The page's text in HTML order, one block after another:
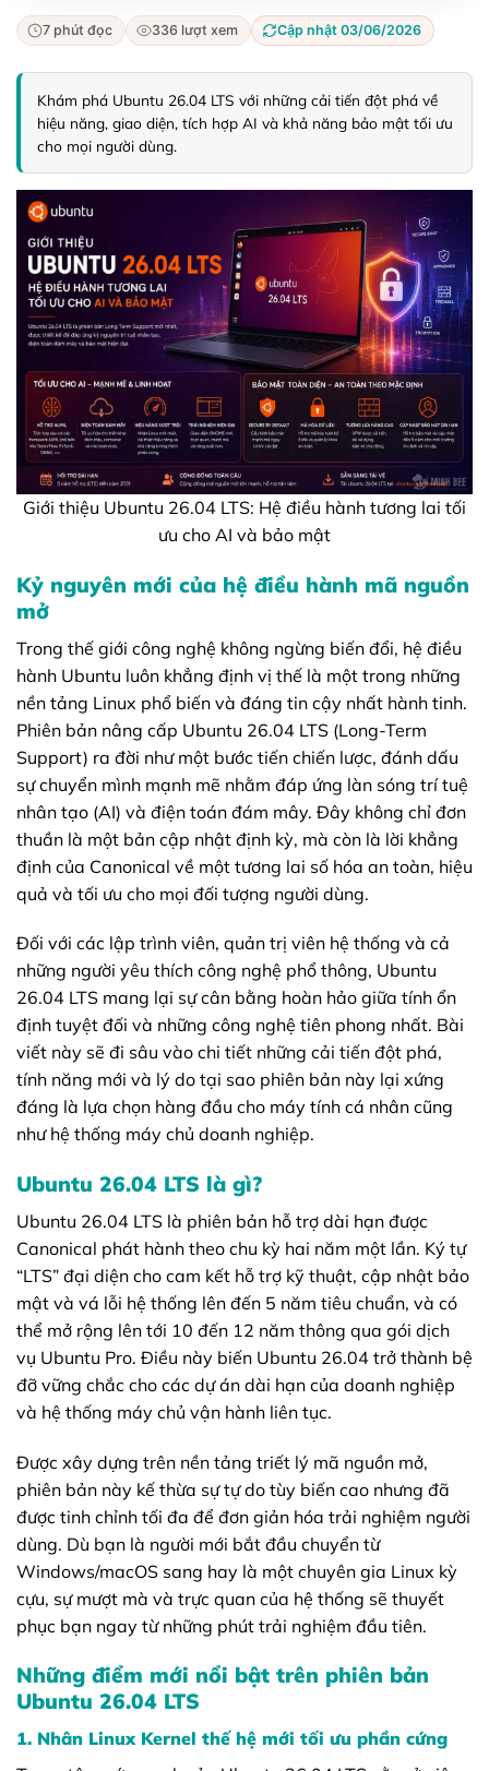
7 phút đọc 336 lượt xem Cập nhật 03/06/2026
Khám phá Ubuntu 26.04 LTS với những cải tiến đột phá về
hiệu năng, giao diện, tích hợp AI và khả năng bảo mật tối ưu
cho mọi người dùng.
Giới thiệu Ubuntu 26.04 LTS: Hệ điều hành tương lai tối
ưu cho AI và bảo mật
Kỷ nguyên mới của hệ điều hành mã nguồn
mở
Trong thế giới công nghệ không ngừng biến đổi, hệ điều
hành Ubuntu luôn khẳng định vị thế là một trong những
nền tảng Linux phổ biến và đáng tin cậy nhất hành tinh.
Phiên bản nâng cấp Ubuntu 26.04 LTS (Long-Term
Support) ra đời như một bước tiến chiến lược, đánh dấu
sự chuyển mình mạnh mẽ nhằm đáp ứng làn sóng trí tuệ
nhân tạo (AI) và điện toán đám mây. Đây không chỉ đơn
thuần là một bản cập nhật định kỳ, mà còn là lời khẳng
định của Canonical về một tương lai số hóa an toàn, hiệu
quả và tối ưu cho mọi đối tượng người dùng.
Đối với các lập trình viên, quản trị viên hệ thống và cả
những người yêu thích công nghệ phổ thông, Ubuntu
26.04 LTS mang lại sự cân bằng hoàn hảo giữa tính ổn
định tuyệt đối và những công nghệ tiên phong nhất. Bài
viết này sẽ đi sâu vào chi tiết những cải tiến đột phá,
tính năng mới và lý do tại sao phiên bản này lại xứng
đáng là lựa chọn hàng đầu cho máy tính cá nhân cũng
như hệ thống máy chủ doanh nghiệp.
Ubuntu 26.04 LTS là gì?
Ubuntu 26.04 LTS là phiên bản hỗ trợ dài hạn được
Canonical phát hành theo chu kỳ hai năm một lần. Ký tự
“LTS” đại diện cho cam kết hỗ trợ kỹ thuật, cập nhật bảo
mật và vá lỗi hệ thống lên đến 5 năm tiêu chuẩn, và có
thể mở rộng lên tới 10 đến 12 năm thông qua gói dịch
vụ Ubuntu Pro. Điều này biến Ubuntu 26.04 trở thành bệ
đỡ vững chắc cho các dự án dài hạn của doanh nghiệp
và hệ thống máy chủ vận hành liên tục.
Được xây dựng trên nền tảng triết lý mã nguồn mở,
phiên bản này kế thừa sự tự do tùy biến cao nhưng đã
được tinh chỉnh tối đa để đơn giản hóa trải nghiệm người
dùng. Dù bạn là người mới bắt đầu chuyển từ
Windows/macOS sang hay là một chuyên gia Linux kỳ
cựu, sự mượt mà và trực quan của hệ thống sẽ thuyết
phục bạn ngay từ những phút trải nghiệm đầu tiên.
Những điểm mới nổi bật trên phiên bản
Ubuntu 26.04 LTS
1. Nhân Linux Kernel thế hệ mới tối ưu phần cứng